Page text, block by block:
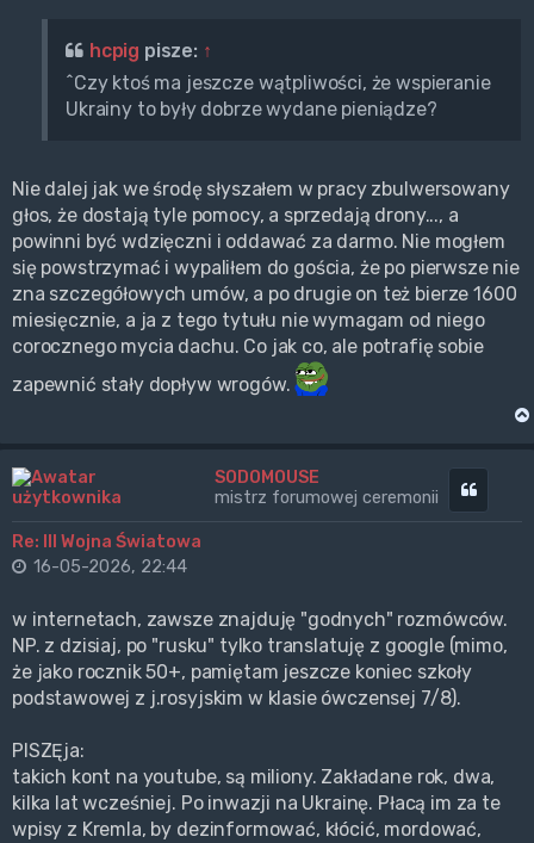
hcpig pisze: ↑
^Czy ktoś ma jeszcze wątpliwości, że wspieranie
Ukrainy to były dobrze wydane pieniądze?
Nie dalej jak we środę słyszałem w pracy zbulwersowany
głos, że dostają tyle pomocy, a sprzedają drony..., a
powinni być wdzięczni i oddawać za darmo. Nie mogłem
się powstrzymać i wypaliłem do gościa, że po pierwsze nie
zna szczegółowych umów, a po drugie on też bierze 1600
miesięcznie, a ja z tego tytułu nie wymagam od niego
corocznego mycia dachu. Co jak co, ale potrafię sobie
zapewnić stały dopływ wrogów.
SODOMOUSE
mistrz forumowej ceremonii
Re: III Wojna Światowa
16-05-2026, 22:44
w internetach, zawsze znajduję "godnych" rozmówców.
NP. z dzisiaj, po "rusku" tylko translatuję z google (mimo,
że jako rocznik 50+, pamiętam jeszcze koniec szkoły
podstawowej z j.rosyjskim w klasie ówczensej 7/8).
PISZĘja:
takich kont na youtube, są miliony. Zakładane rok, dwa,
kilka lat wcześniej. Po inwazji na Ukrainę. Płacą im za te
wpisy z Kremla, by dezinformować, kłócić, mordować,